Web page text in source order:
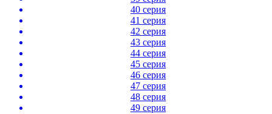
40 серия
41 серия
42 серия
43 серия
44 серия
45 серия
46 серия
47 серия
48 серия
49 серия